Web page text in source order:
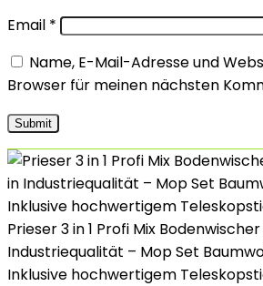
Email *
Name, E-Mail-Adresse und
Browser für meinen nächsten
Prieser 3 in 1 Profi Mix
Industriequalität – Mop Set
Inklusive hochwertigem